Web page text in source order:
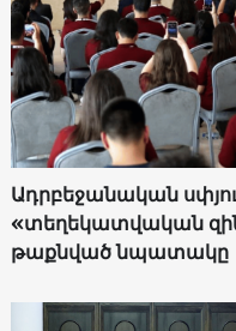
Ադրբեջանական
«տեղեկատվական
թաքնված նպատակը